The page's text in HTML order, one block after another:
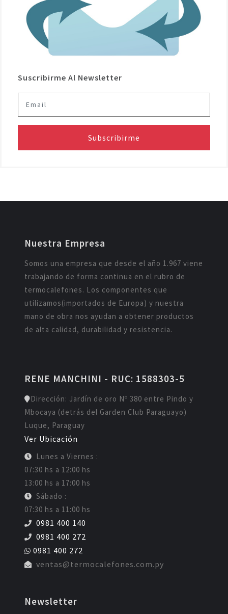
Suscribirme Al Newsletter
Nuestra Empresa
Somos una empresa que desde el año 1.967 viene
trabajando de forma continua en el rubro de
termocalefones. Los componentes que
utilizamos(importados de Europa) y nuestra
mano de obra nos ayudan a obtener productos
de alta calidad, durabilidad y resistencia.
RENE MANCHINI - RUC: 1588303-5
Dirección: Jardín de oro Nº 380 entre Pindo y
Mbocaya (detrás del Garden Club Paraguayo)
Luque, Paraguay
Ver Ubicación
Lunes a Viernes :
07:30 hs a 12:00 hs
13:00 hs a 17:00 hs
Sábado :
07:30 hs a 11:00 hs
0981 400 140
0981 400 272
0981 400 272
ventas@termocalefones.com.py
Newsletter